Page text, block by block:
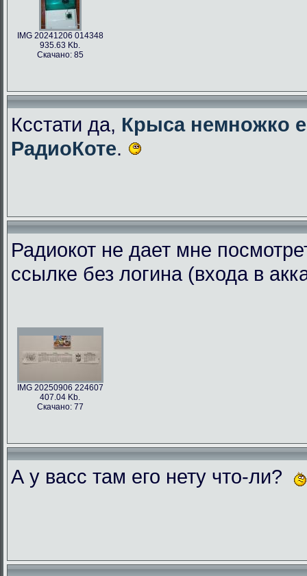
IMG 20241206 014348
935.63 Kb.
Скачано: 85
Ксстати да, Крыса немножко
РадиоКоте.
Радиокот не дает мне
ссылке без логина (входа в
IMG 20250906 224607
407.04 Kb.
Скачано: 77
А у васс там его нету что-ли?